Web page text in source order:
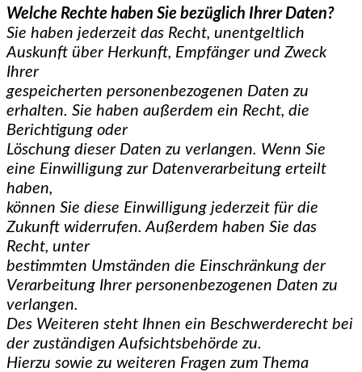
Welche Rechte haben Sie bezüglich Ihrer Daten?
Sie haben jederzeit das Recht, unentgeltlich
Auskunft über Herkunft, Empfänger und Zweck
Ihrer
gespeicherten personenbezogenen Daten zu
erhalten. Sie haben außerdem ein Recht, die
Berichtigung oder
Löschung dieser Daten zu verlangen. Wenn Sie
eine Einwilligung zur Datenverarbeitung erteilt
haben,
können Sie diese Einwilligung jederzeit für die
Zukunft widerrufen. Außerdem haben Sie das
Recht, unter
bestimmten Umständen die Einschränkung der
Verarbeitung Ihrer personenbezogenen Daten zu
verlangen.
Des Weiteren steht Ihnen ein Beschwerderecht bei
der zuständigen Aufsichtsbehörde zu.
Hierzu sowie zu weiteren Fragen zum Thema